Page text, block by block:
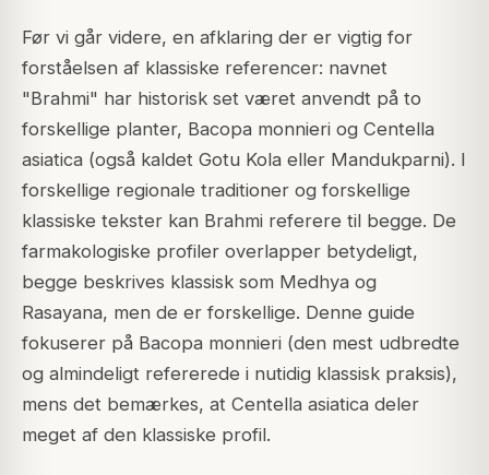
Før vi går videre, en afklaring der er vigtig for
forståelsen af klassiske referencer: navnet
"Brahmi" har historisk set været anvendt på to
forskellige planter, Bacopa monnieri og Centella
asiatica (også kaldet Gotu Kola eller Mandukparni). I
forskellige regionale traditioner og forskellige
klassiske tekster kan Brahmi referere til begge. De
farmakologiske profiler overlapper betydeligt,
begge beskrives klassisk som Medhya og
Rasayana, men de er forskellige. Denne guide
fokuserer på Bacopa monnieri (den mest udbredte
og almindeligt refererede i nutidig klassisk praksis),
mens det bemærkes, at Centella asiatica deler
meget af den klassiske profil.